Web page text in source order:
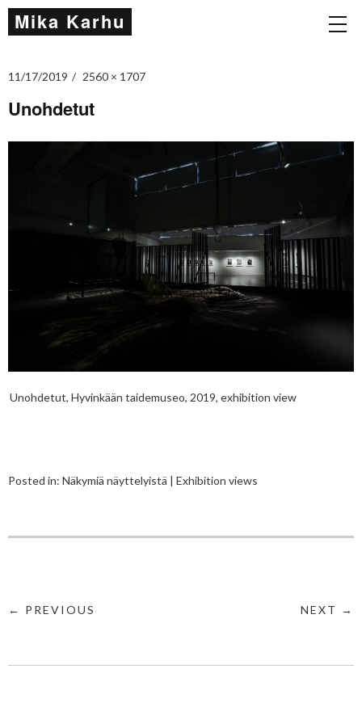
Mika Karhu
11/17/2019 2560 × 1707
Unohdetut
Unohdetut, Hyvinkään taidemuseo, 2019, exhibition view
Posted in: Näkymiä näyttelyistä | Exhibition views
← PREVIOUS NEXT →